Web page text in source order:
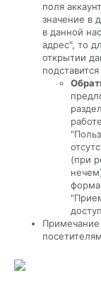
поля
значение в
в данной
адрес", то
открытии
(при
форма
Примечание